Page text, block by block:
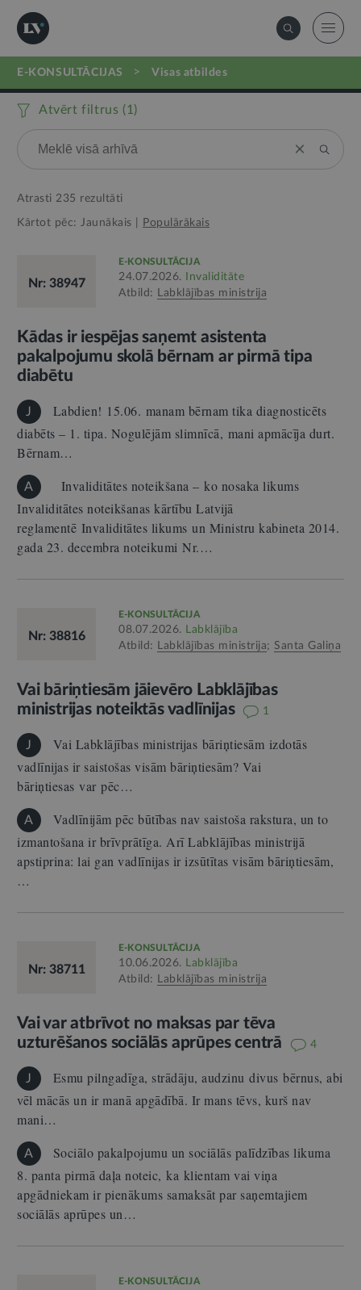
E-KONSULTĀCIJAS > visas atbildes
Atvērt filtrus (1 )
Atrasti 235 rezultāti
Kārtot pēc: Jaunākais Populārākais
Nr: 38947
E-KONSULTĀCIJA
24.07.2026.
Invaliditāte
Atbild: Labklājības ministrija
Kādas ir iespējas saņemt asistenta
pakalpojumu skolā bērnam ar pirmā tipa
diabētu
J
Labdien! 15.06. manam bērnam tika diagnosticēts
diabēts – 1. tipa. Nogulējām slimnīcā, mani apmācīja durt.
Bērnam…
A
Invaliditātes noteikšana – ko nosaka likums
Invaliditātes noteikšanas kārtību Latvijā
reglamentē Invaliditātes likums un Ministru kabineta 2014.
gada 23. decembra noteikumi Nr.…
Nr: 38816
E-KONSULTĀCIJA
08.07.2026. Labklājība
Atbild: Labklājības ministrija; Santa Galiņa
Vai bāriņtiesām jāievēro Labklājības
ministrijas noteiktās vadlīnijas
1
J
Vai Labklājības ministrijas bāriņtiesām izdotās
vadlīnijas ir saistošas visām bāriņtiesām? Vai
bāriņtiesas var pēc…
A
Vadlīnijām pēc būtības nav saistoša rakstura, un to
izmantošana ir brīvprātīga. Arī Labklājības ministrijā
apstiprina: lai gan vadlīnijas ir izsūtītas visām bāriņtiesām,
…
Nr: 38711
E-KONSULTĀCIJA
10.06.2026. Labklājība
Atbild: Labklājības ministrija
Vai var atbrīvot no maksas par tēva
uzturēšanos sociālās aprūpes centrā
4
J
Esmu pilngadīga, strādāju, audzinu divus bērnus, abi
vēl mācās un ir manā apgādībā. Ir mans tēvs, kurš nav
mani…
A
Sociālo pakalpojumu un sociālās palīdzības likuma
8. panta pirmā daļa noteic, ka klientam vai viņa
apgādniekam ir pienākums samaksāt par saņemtajiem
sociālās aprūpes un…
E-KONSULTĀCIJA